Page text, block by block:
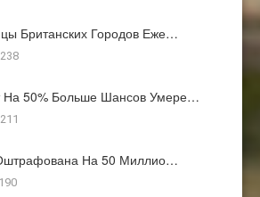
Британских Городов Еже…
50% Больше Шансов Умере…
На 50 Миллио…